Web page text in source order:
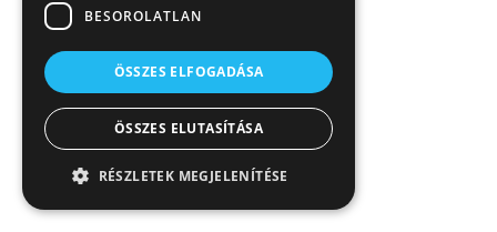
BESOROLATLAN
ÖSSZES ELFOGADÁSA
ÖSSZES ELUTASÍTÁSA
RÉSZLETEK MEGJELENÍTÉSE